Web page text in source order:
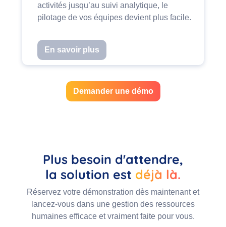
activités jusqu’au suivi analytique, le
pilotage de vos équipes devient plus facile.
En savoir plus
Demander une démo
Plus besoin d'attendre,
la solution est déjà là.
Réservez votre démonstration dès maintenant et
lancez-vous dans une gestion des ressources
humaines efficace et vraiment faite pour vous.